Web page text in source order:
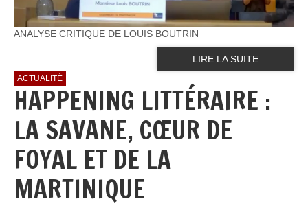
ANALYSE CRITIQUE DE LOUIS BOUTRIN
LIRE LA SUITE
ACTUALITÉ
HAPPENING LITTÉRAIRE :
LA SAVANE, CŒUR DE
FOYAL ET DE LA
MARTINIQUE